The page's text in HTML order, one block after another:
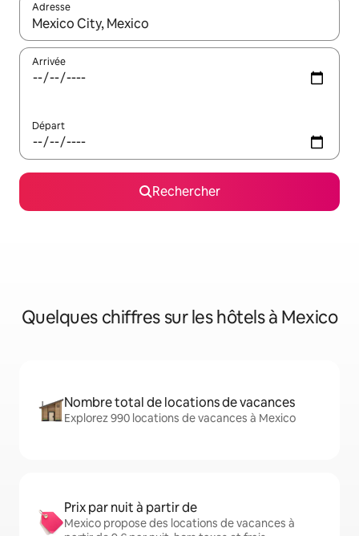
Adresse
Lorsque les résultats s'affichent, utilisez les flèches vers le
Arrivée
Départ
Rechercher
Quelques chiffres sur les hôtels à Mexico
Nombre total de locations de vacances
Explorez 990 locations de vacances à Mexico
Prix par nuit à partir de
Mexico propose des locations de vacances à